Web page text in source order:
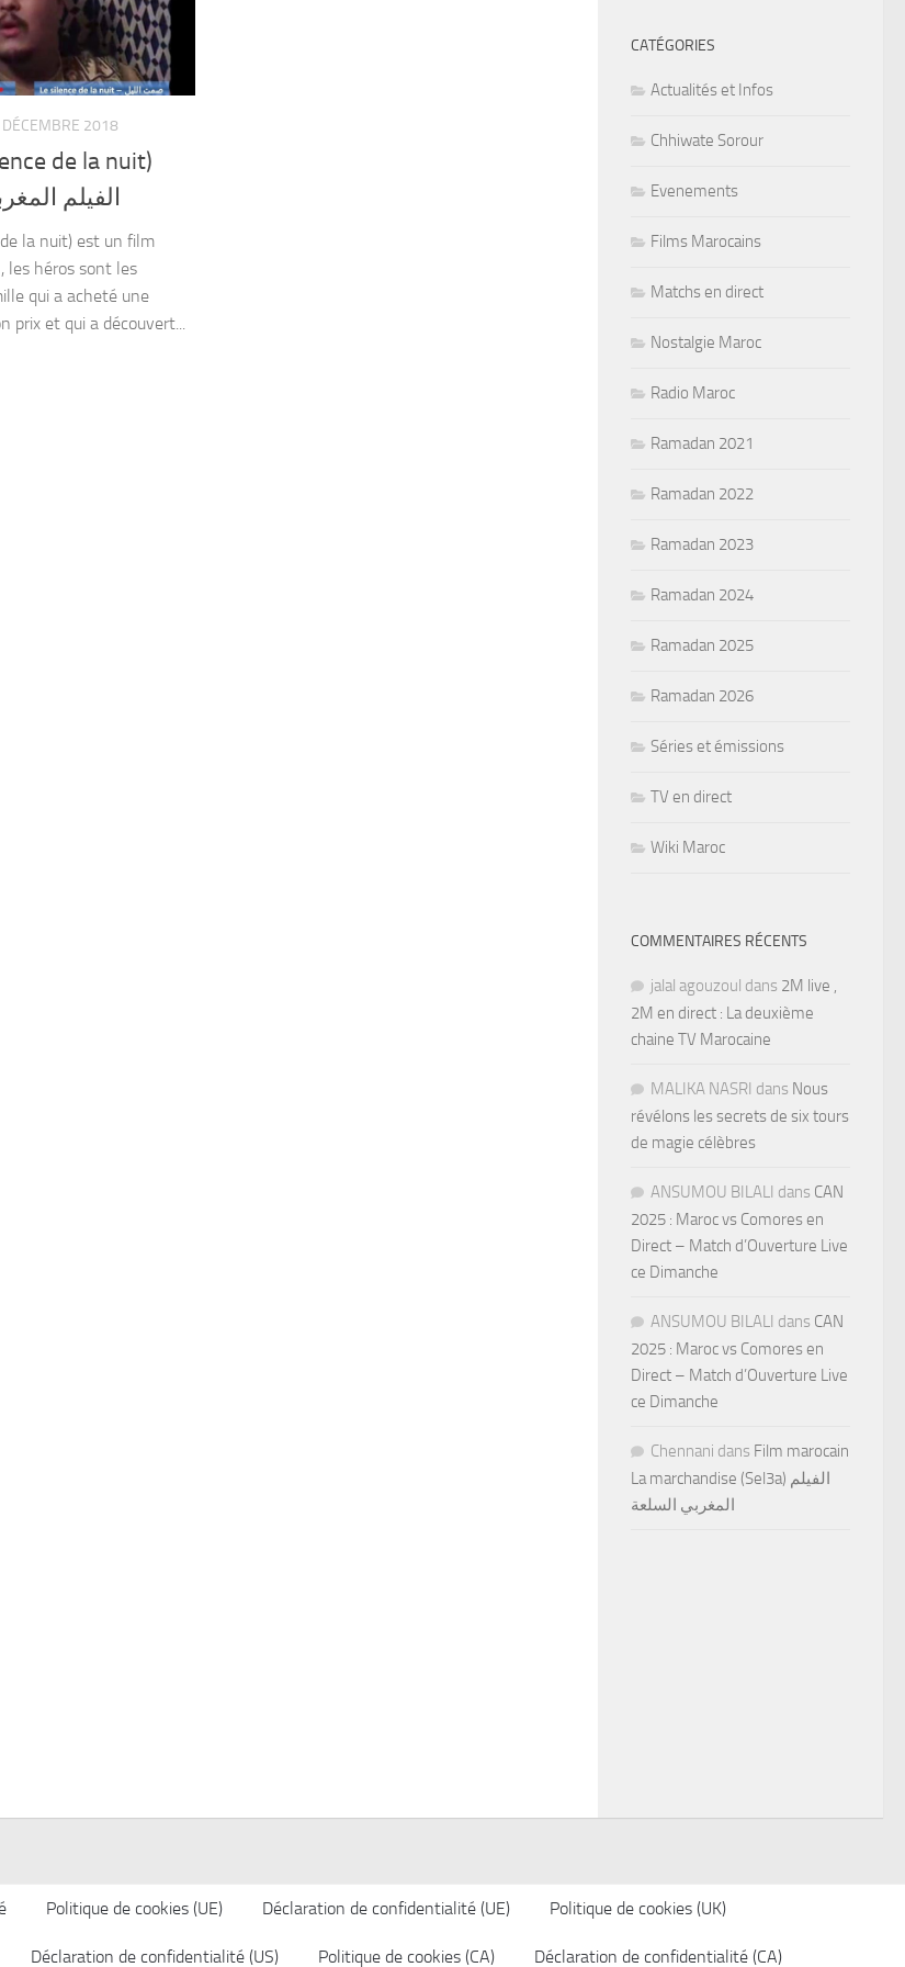
DÉCEMBRE 2018
de la nuit)
الفيلم
la nuit) est un film
les héros sont les
qui a acheté une
prix et qui a découvert...
CATÉGORIES
Actualités et Infos
Chhiwate Sorour
Evenements
Films Marocains
Matchs en direct
Nostalgie Maroc
Radio Maroc
Ramadan 2021
Ramadan 2022
Ramadan 2023
Ramadan 2024
Ramadan 2025
Ramadan 2026
Séries et émissions
TV en direct
Wiki Maroc
COMMENTAIRES RÉCENTS
jalal agouzoul dans 2M live ,
2M en direct : La deuxième
chaine TV Marocaine
MALIKA NASRI dans Nous
révélons les secrets de six tours
de magie célèbres
ANSUMOU BILALI dans CAN
2025 : Maroc vs Comores en
Direct – Match d’Ouverture Live
ce Dimanche
ANSUMOU BILALI dans CAN
2025 : Maroc vs Comores en
Direct – Match d’Ouverture Live
ce Dimanche
Chennani dans Film marocain
La marchandise (Sel3a) الفيلم
المغربي السلعة
Politique de cookies (UE) Déclaration de confidentialité (UE) Politique de cookies (UK)
Déclaration de confidentialité (US) Politique de cookies (CA) Déclaration de confidentialité (CA)